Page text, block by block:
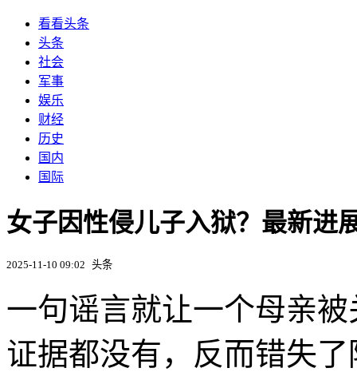
看看头条
头条
社会
军事
娱乐
财经
历史
国内
国际
女子因性侵儿子入狱？最新进
2025-11-10 09:02 头条
一句谣言就让一个母亲
证据都没有，反而错失